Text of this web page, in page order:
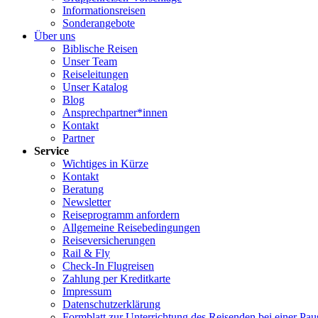
Informationsreisen
Sonderangebote
Über uns
Biblische Reisen
Unser Team
Reiseleitungen
Unser Katalog
Blog
Ansprechpartner*innen
Kontakt
Partner
Service
Wichtiges in Kürze
Kontakt
Beratung
Newsletter
Reiseprogramm anfordern
Allgemeine Reisebedingungen
Reiseversicherungen
Rail & Fly
Check-In Flugreisen
Zahlung per Kreditkarte
Impressum
Datenschutzerklärung